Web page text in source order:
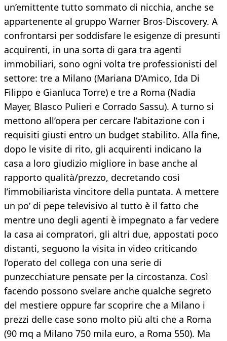
un’emittente tutto sommato di nicchia, anche se
appartenente al gruppo Warner Bros-Discovery. A
confrontarsi per soddisfare le esigenze di presunti
acquirenti, in una sorta di gara tra agenti
immobiliari, sono ogni volta tre professionisti del
settore: tre a Milano (Mariana D’Amico, Ida Di
Filippo e Gianluca Torre) e tre a Roma (Nadia
Mayer, Blasco Pulieri e Corrado Sassu). A turno si
mettono all’opera per cercare l’abitazione con i
requisiti giusti entro un budget stabilito. Alla fine,
dopo le visite di rito, gli acquirenti indicano la
casa a loro giudizio migliore in base anche al
rapporto qualità/prezzo, decretando così
l’immobiliarista vincitore della puntata. A mettere
un po’ di pepe televisivo al tutto è il fatto che
mentre uno degli agenti è impegnato a far vedere
la casa ai compratori, gli altri due, appostati poco
distanti, seguono la visita in video criticando
l’operato del collega con una serie di
punzecchiature pensate per la circostanza. Così
facendo possono svelare anche qualche segreto
del mestiere oppure far scoprire che a Milano i
prezzi delle case sono molto più alti che a Roma
(90 mq a Milano 750 mila euro, a Roma 550). Ma